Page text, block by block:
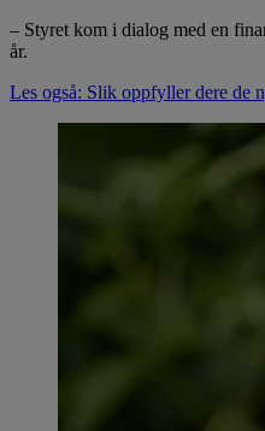
– Styret kom i dialog med en
år.
Les også: Slik oppfyller dere de